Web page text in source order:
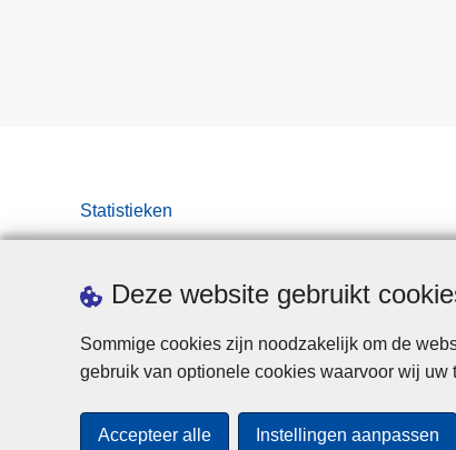
Deze website gebruikt
Sommige cookies zijn noodzakelijk om de
gebruik van optionele cookies waarvoor wij uw
Accepteer alle Instellingen aanpassen
Statistieken